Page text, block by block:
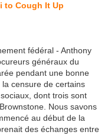
to Cough It Up
fédéral - Anthony
généraux du
pendant une bonne
censure de certains
dont trois sont
Nous savons
au début de la
des échanges entre